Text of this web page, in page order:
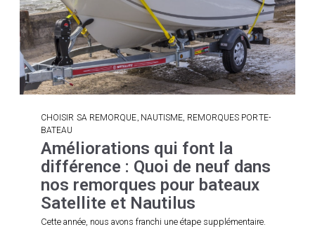
CHOISIR SA REMORQUE, NAUTISME, REMORQUES PORTE-
BATEAU
Améliorations qui font la
différence : Quoi de neuf dans
nos remorques pour bateaux
Satellite et Nautilus
Cette année, nous avons franchi une étape supplémentaire.